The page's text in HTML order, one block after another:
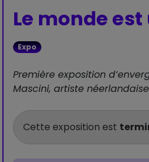
Le monde
Expo
Première exposition
Mascini, artiste
Cette exposition est